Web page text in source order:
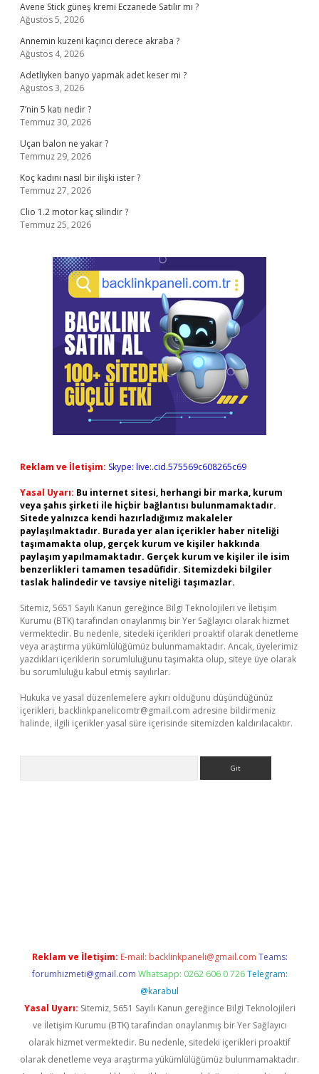
Avene Stick güneş kremi Eczanede Satılır mı ?
Ağustos 5, 2026
Annemin kuzeni kaçıncı derece akraba ?
Ağustos 4, 2026
Adetliyken banyo yapmak adet keser mi ?
Ağustos 3, 2026
7’nin 5 katı nedir ?
Temmuz 30, 2026
Uçan balon ne yakar ?
Temmuz 29, 2026
Koç kadını nasıl bir ilişki ister ?
Temmuz 27, 2026
Clio 1.2 motor kaç silindir ?
Temmuz 25, 2026
Reklam ve İletişim: Skype: live:.cid.575569c608265c69
Yasal Uyarı: Bu internet sitesi, herhangi bir marka, kurum
veya şahıs şirketi ile hiçbir bağlantısı bulunmamaktadır.
Sitede yalnızca kendi hazırladığımız makaleler
paylaşılmaktadır. Burada yer alan içerikler haber niteliği
taşımamakta olup, gerçek kurum ve kişiler hakkında
paylaşım yapılmamaktadır. Gerçek kurum ve kişiler ile isim
benzerlikleri tamamen tesadüfidir. Sitemizdeki bilgiler
taslak halindedir ve tavsiye niteliği taşımazlar.
Sitemiz, 5651 Sayılı Kanun gereğince Bilgi Teknolojileri ve İletişim
Kurumu (BTK) tarafından onaylanmış bir Yer Sağlayıcı olarak hizmet
vermektedir. Bu nedenle, sitedeki içerikleri proaktif olarak denetleme
veya araştırma yükümlülüğümüz bulunmamaktadır. Ancak, üyelerimiz
yazdıkları içeriklerin sorumluluğunu taşımakta olup, siteye üye olarak
bu sorumluluğu kabul etmiş sayılırlar.
Hukuka ve yasal düzenlemelere aykırı olduğunu düşündüğünüz
içerikleri, backlinkpanelicomtr@gmail.com adresine bildirmeniz
halinde, ilgili içerikler yasal süre içerisinde sitemizden kaldırılacaktır.
Reklam ve İletişim: E-mail: backlinkpaneli@gmail.com Teams:
forumhizmeti@gmail.com Whatsapp: 0262 606 0 726 Telegram:
@karabul
Yasal Uyarı: Sitemiz, 5651 Sayılı Kanun gereğince Bilgi Teknolojileri
ve İletişim Kurumu (BTK) tarafından onaylanmış bir Yer Sağlayıcı
olarak hizmet vermektedir. Bu nedenle, sitedeki içerikleri proaktif
olarak denetleme veya araştırma yükümlülüğümüz bulunmamaktadır.